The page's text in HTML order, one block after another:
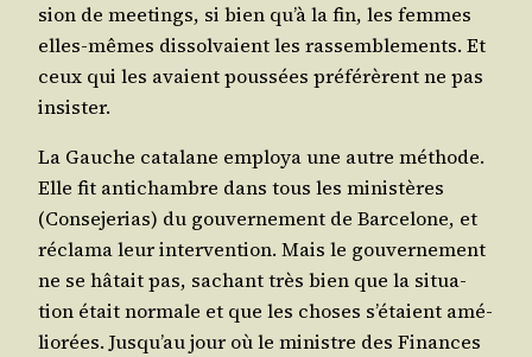
sion de mee­tings, si bien qu’à la fin, les femmes
elles-mêmes dis­sol­vaient les ras­sem­ble­ments. Et
ceux qui les avaient pous­sées pré­fé­rèrent ne pas
insister.
La Gauche cata­lane employa une autre méthode.
Elle fit anti­chambre dans tous les minis­tères
(Conse­je­rias) du gou­ver­ne­ment de Bar­ce­lone, et
récla­ma leur inter­ven­tion. Mais le gou­ver­ne­ment
ne se hâtait pas, sachant très bien que la situa­
tion était nor­male et que les choses s’é­taient amé­
lio­rées. Jus­qu’au jour où le ministre des Finances